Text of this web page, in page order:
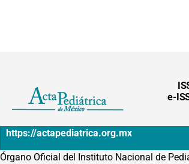
e-
https://actapediatrica.org.mx
Órgano Oficial del Instituto Nacional de